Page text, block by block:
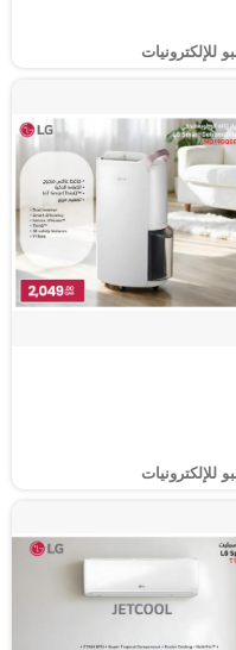
للإلكترونيات
للإلكترونيات